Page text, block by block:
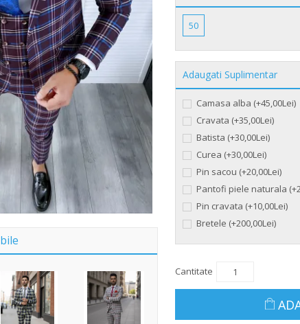
50
Adaugati Suplimentar
Camasa alba (+45,00Lei)
Cravata (+35,00Lei)
Batista (+30,00Lei)
Curea (+30,00Lei)
Pin sacou (+20,00Lei)
Pantofi piele naturala
Pin cravata (+10,00Lei)
Bretele (+200,00Lei)
Cantitate